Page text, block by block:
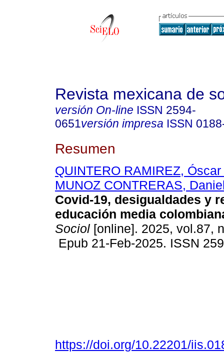
Revista mexicana de
versión On-line ISSN 2594-
0651versión impresa ISSN
Resumen
QUINTERO RAMIREZ,
MUNOZ CONTRERAS,
Covid-19, desigualdades y
educación media
Sociol [online]. 2025, vol.87,
Epub 21-Feb-2025. ISSN
https://doi.org/10.22201/